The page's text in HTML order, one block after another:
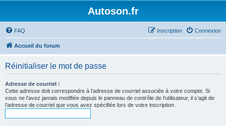
Autoson.fr
FAQ Connexion
Inscription
Accueil du forum
Réinitialiser le mot de passe
Adresse de courriel :
Cette adresse doit correspondre à l’adresse de courriel associée à votre compte. Si
vous ne l’avez jamais modifiée depuis le panneau de contrôle de l’utilisateur, il s’agit de
l’adresse de courriel que vous avez spécifiée lors de votre inscription.